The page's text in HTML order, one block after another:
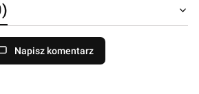
Napisz komentarz